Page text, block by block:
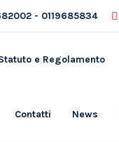
- 0119685834
e Regolamento
Contatti News